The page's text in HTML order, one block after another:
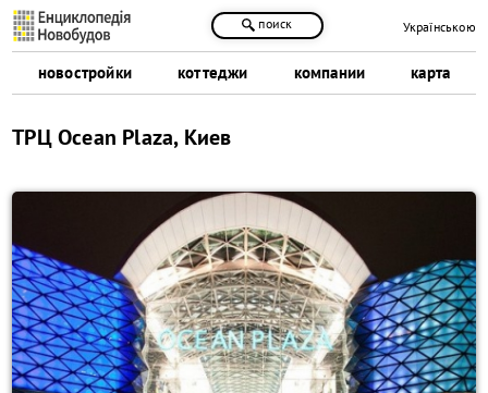
новостройки коттеджи компании карта
поиск Українською
ТРЦ Ocean Plaza, Киев